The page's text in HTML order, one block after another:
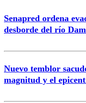
Correo
Senapred ordena
desborde del río
Nuevo temblor
magnitud y el